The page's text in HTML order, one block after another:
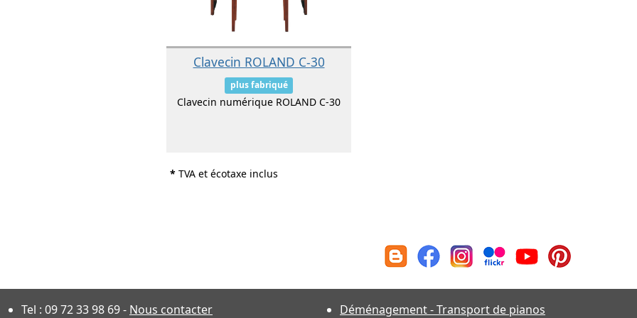
Clavecin ROLAND C-30
plus fabriqué
Clavecin numérique ROLAND C-30
* TVA et écotaxe inclus
Tel : 09 72 33 98 69- Nous contacter Déménagement - Transport de pianos